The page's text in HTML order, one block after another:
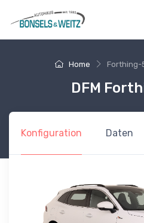
Home Forthing-
DFM
Konfiguration Daten